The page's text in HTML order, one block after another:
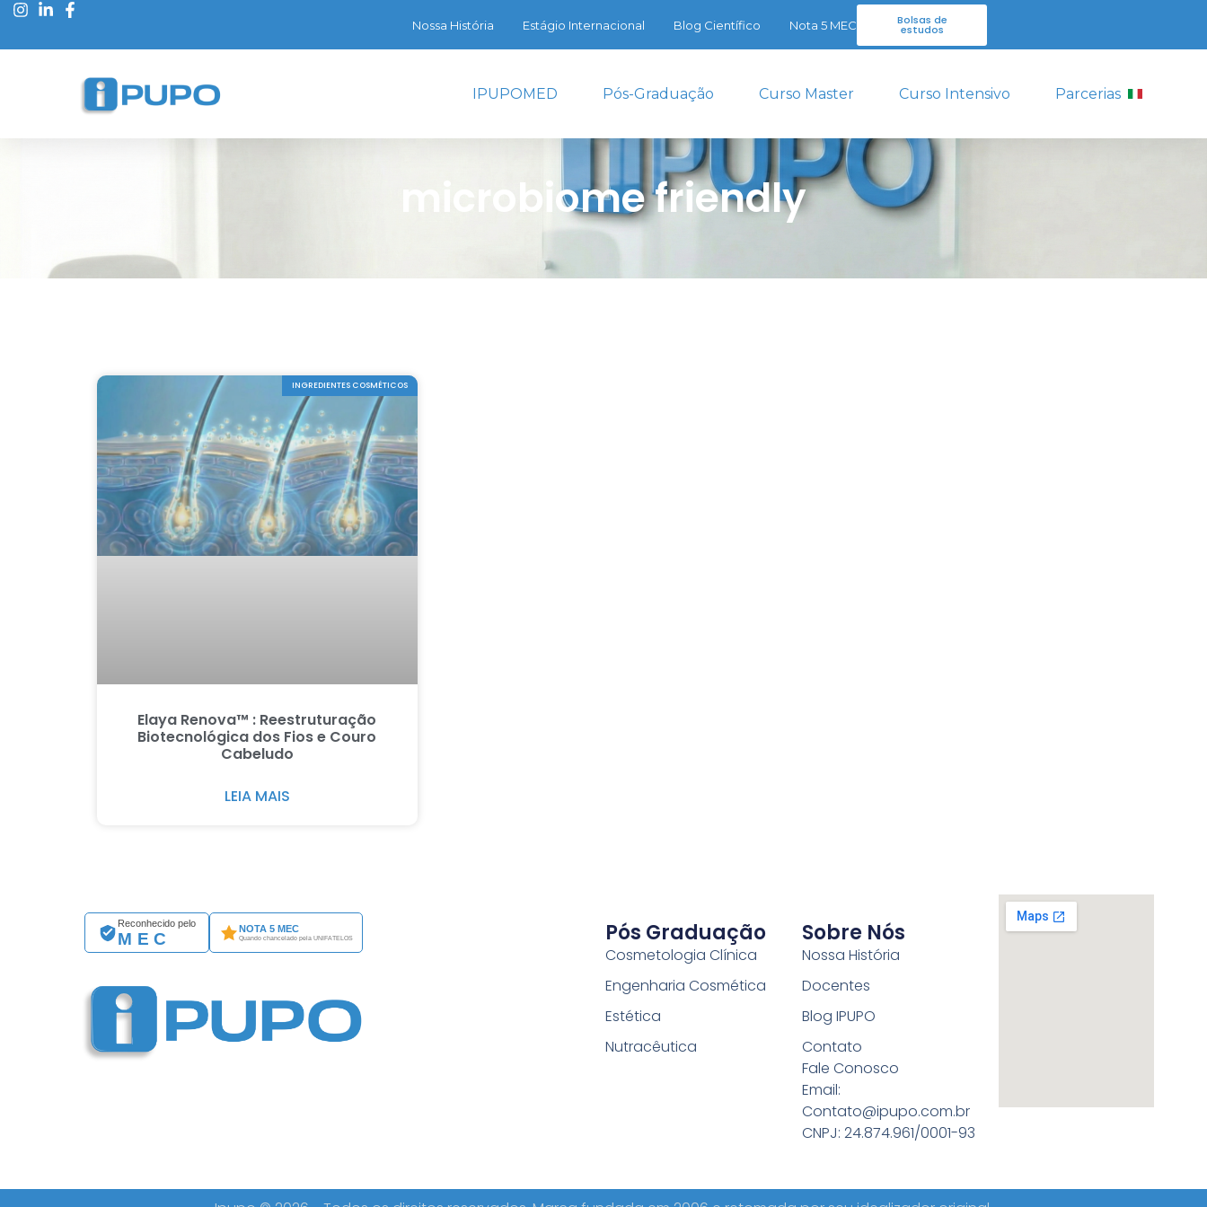
Bolsas de
estudos
Nossa História Estágio Internacional Blog Científico Nota 5 MEC
IPUPOMED Pós-Graduação Curso Master Curso Intensivo Parcerias
microbiome friendly
INGREDIENTES COSMÉTICOS
Elaya Renova™ : Reestruturação
Biotecnológica dos Fios e Couro
Cabeludo
LEIA MAIS
Reconhecido pelo
MEC
NOTA 5 MEC
Quando chancelado pela UNIFATELOS Pós Graduação
Cosmetologia Clínica
Engenharia Cosmética
Estética
Nutracêutica
Sobre Nós
Nossa História
Docentes
Blog IPUPO
Contato
Fale Conosco
Email:
Contato@ipupo.com.br
CNPJ: 24.874.961/0001-93